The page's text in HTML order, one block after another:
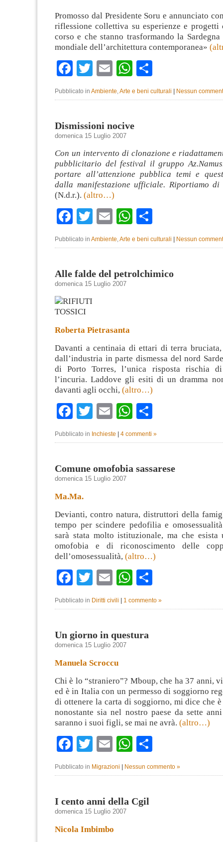
Promosso dal Presidente Soru e annunciato
riflessione collettiva su esperienze e progetti
corso e che stanno trasformando la
mondiale dell’architettura contemporanea»
Facebook
Twitter
EmailWhatsApp
Pubblicato in Ambiente Arte e beni culturali | Nessun
Dismissioni nocive
domenica 15 Luglio 2007
Con un intervento di clonazione e
pubblicitario del festival il gruppo
portare all’attenzione pubblica temi e
dalla manifestazione ufficiale. Riportiamo
(N.d.r.). (altro…)
Facebook
TwitterEmailWhatsApp
Pubblicato in Ambiente,Arte e beni culturali Nessun
Alle falde del petrolchimico
domenica 15 Luglio 2007
Roberta Pietrasanta
Davanti a centinaia di ettari di terra bruciata,
dall’industria in parte dismessa del nord
di Porto Torres, l’unica risposta rischia di
l’incuria. Laddove gli esiti di un dramma
davanti agli occhi, (altro…)
Facebook
TwitterEmailWhatsApp
Pubblicato in Inchieste 4 commenti »
Comune omofobia sassarese
domenica 15 Luglio 2007
Ma.Ma.
Devianti, contro natura, distruttori della
tempo per scindere pedofilia e
sarà stata molto istituzionale, ma che esista
omofobia e di riconoscimento delle
dell’omosessualità, (altro…)
Facebook
TwitterEmailWhatsApp
Pubblicato in Diritti civili 1 commento »
Un giorno in questura
domenica 15 Luglio 2007
Manuela Scroccu
Chi è lo “straniero”? Mboup, che ha 37 anni,
ed è in Italia con un permesso di soggiorno
di ottenere la carta di soggiorno, mi dice che
nonostante sia nel nostro paese da sette
saranno i suoi figli, se mai ne avrà. (altro…)
Facebook
TwitterEmailWhatsApp
Pubblicato in Migrazioni Nessun commento »
I cento anni della Cgil
domenica 15 Luglio 2007
Nicola Imbimbo